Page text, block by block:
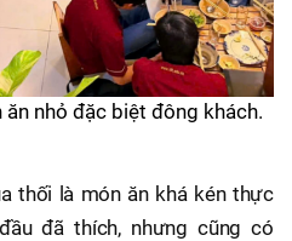
nhỏ đặc biệt đông khách.
thối là món ăn khá kén thực
đã thích, nhưng cũng có